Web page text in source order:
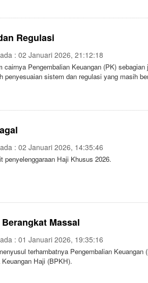
Regulasi
: 02 Januari 2026, 21:12:18
Pengembalian Keuangan (PK)
sistem dan regulasi yang masih
: 02 Januari 2026, 14:35:46
Haji Khusus 2026.
Massal
: 01 Januari 2026, 19:35:16
terhambatnya Pengembalian Keuangan
Haji (BPKH).